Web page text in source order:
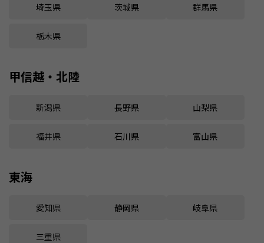
埼玉県 茨城県 群馬県
栃木県
甲信越・北陸
新潟県 長野県 山梨県
福井県 石川県 富山県
東海
愛知県 静岡県 岐阜県
三重県